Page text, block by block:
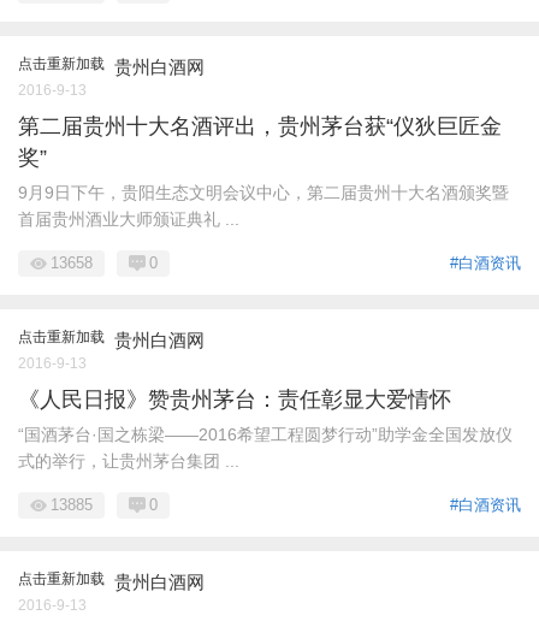
点击重新加载 贵州白酒网
2016-9-13
第二届贵州十大名酒评出，贵州茅台获“仪狄巨匠金
奖”
9月9日下午，贵阳生态文明会议中心，第二届贵州十大名酒颁奖暨
首届贵州酒业大师颁证典礼 ...
#白酒资讯
13658 0
点击重新加载 贵州白酒网
2016-9-13
《人民日报》赞贵州茅台：责任彰显大爱情怀
“国酒茅台·国之栋梁——2016希望工程圆梦行动”助学金全国发放仪
式的举行，让贵州茅台集团 ...
#白酒资讯
13885 0
点击重新加载 贵州白酒网
2016-9-13